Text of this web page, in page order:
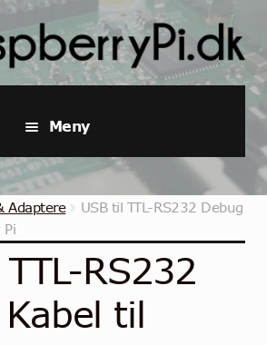
Meny
Kits
Pi
Adaptere
USB til TTL-RS232 Debug
RS232
til